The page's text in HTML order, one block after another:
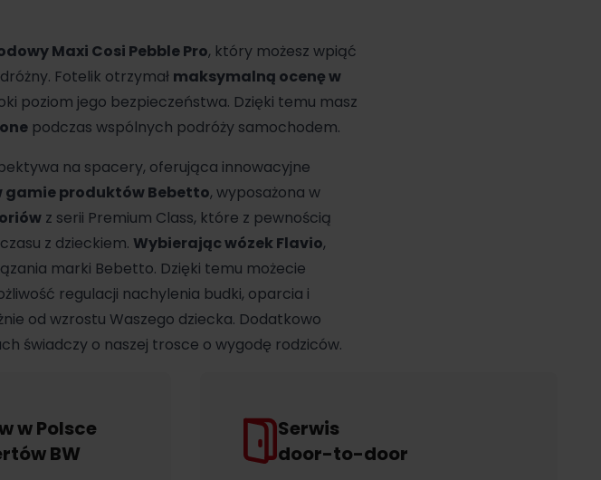
Maxi Cosi Pebble Pro, który możesz wpiąć
Fotelik otrzymał maksymalną ocenę w
poziom jego bezpieczeństwa. Dzięki temu masz
podczas wspólnych podróży samochodem.
na spacery, oferująca innowacyjne
gamie produktów Bebetto, wyposażona w
z serii Premium Class, które z pewnością
z dzieckiem. Wybierając wózek Flavio,
marki Bebetto. Dzięki temu możecie
regulacji nachylenia budki, oparcia i
od wzrostu Waszego dziecka. Dodatkowo
świadczy o naszej trosce o wygodę rodziców.
w Polsce
BW
Serwis
door-to-door